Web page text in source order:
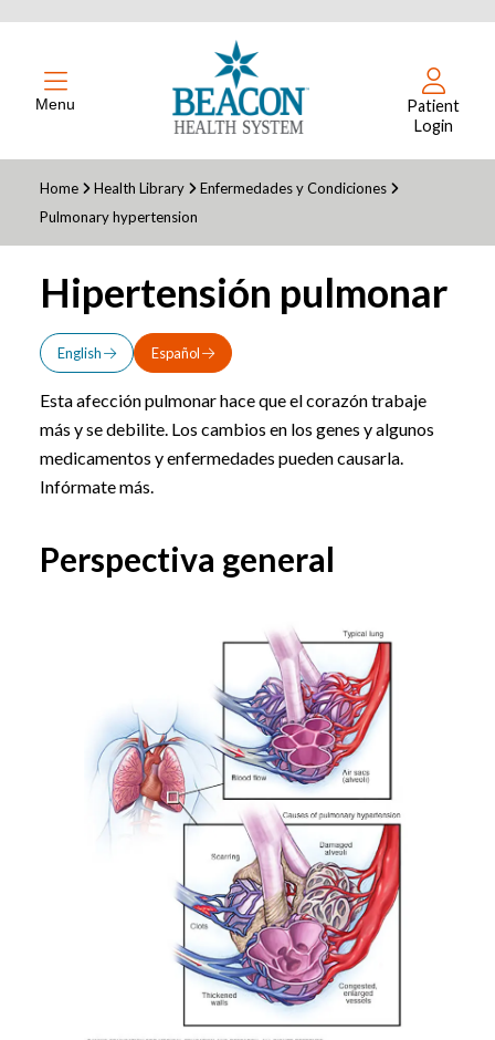
Menu
Patient
Login
Home Health Library
Enfermedades y Condiciones
Pulmonary hypertension
Hipertensión pulmonar
English Español
Esta afección pulmonar hace que el corazón trabaje
más y se debilite. Los cambios en los genes y algunos
medicamentos y enfermedades pueden causarla.
Infórmate más.
Perspectiva general